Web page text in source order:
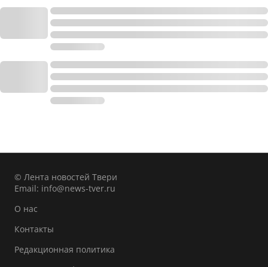
© Лента новостей Твери
Email: info@news-tver.ru
О нас
Контакты
Редакционная политика